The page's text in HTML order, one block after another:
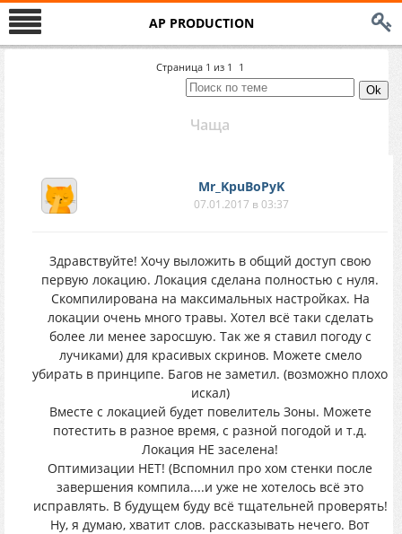
AP PRODUCTION
Страница 1 из 1 1
Чаща
Mr_KpuBoPyK
07.01.2017 в 03:37
Здравствуйте! Хочу выложить в общий доступ свою
первую локацию. Локация сделана полностью с нуля.
Скомпилирована на максимальных настройках. На
локации очень много травы. Хотел всё таки сделать
более ли менее заросшую. Так же я ставил погоду с
лучиками) для красивых скринов. Можете смело
убирать в принципе. Багов не заметил. (возможно плохо
искал)
Вместе с локацией будет повелитель Зоны. Можете
потестить в разное время, с разной погодой и т.д.
Локация НЕ заселена!
Оптимизации НЕТ! (Вспомнил про хом стенки после
завершения компила....и уже не хотелось всё это
исправлять. В будущем буду всё тщательней проверять!
Ну, я думаю, хватит слов. рассказывать нечего. Вот